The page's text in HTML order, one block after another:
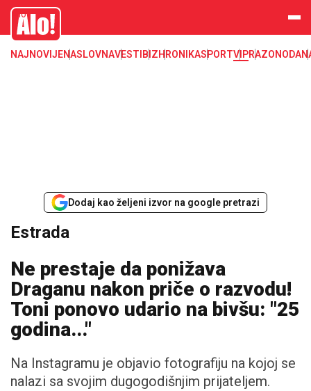
Estrada, poznati, VIP
Alo
NAJNOVIJENASLOVNAVESTI BIZHRONIKASPORTVIPRAZONODA
Dodaj kao željeni izvor na google pretrazi
Estrada
Ne prestaje da ponižava
Draganu nakon priče o razvodu!
Toni ponovo udario na bivšu: "25
godina..."
Na Instagramu je objavio fotografiju na kojoj se
nalazi sa svojim dugogodišnjim prijateljem.